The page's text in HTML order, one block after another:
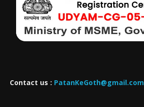
Contact us : PatanKeGoth@gmail.com